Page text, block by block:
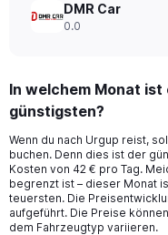
DMR Car
0.0
In welchem Monat ist
günstigsten?
Wenn du nach Urgup reist,
buchen. Denn dies ist der
Kosten von 42 € pro Tag.
begrenzt ist – dieser Monat
teuersten. Die
aufgeführt. Die Preise
dem Fahrzeugtyp variieren.